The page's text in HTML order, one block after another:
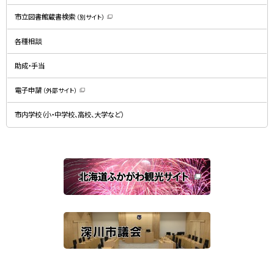
新
規
ウ
ン
で
す
市立図書館蔵書検索 （別サイト）
新
ン
で
す
）
各種相談
助成・手当
電子申請 （外部サイト）
新
規
ウ
ン
開
き
ま
す
）
市内学校（小・中学校、高校、大学など）